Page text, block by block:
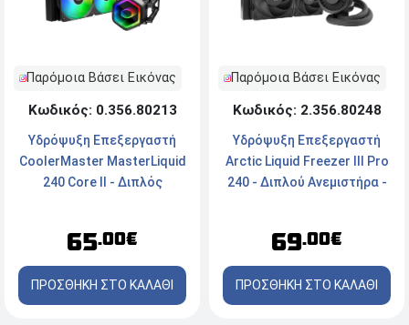
Παρόμοια Βάσει Εικόνας
Κωδικός: 0.356.80213
Υδρόψυξη Επεξεργαστή
CoolerMaster MasterLiquid
240 Core II - Διπλός
65.00€
ΠΡΟΣΘΗΚΗ ΣΤΟ ΚΑΛΑΘΙ
Παρόμοια Βάσει Εικόνας
Κωδικός: 2.356.80248
Υδρόψυξη Επεξεργαστή
Arctic Liquid Freezer III Pro
240 - Διπλού Ανεμιστήρα -
Black
69.00€
ΠΡΟΣΘΗΚΗ ΣΤΟ ΚΑΛΑΘΙ